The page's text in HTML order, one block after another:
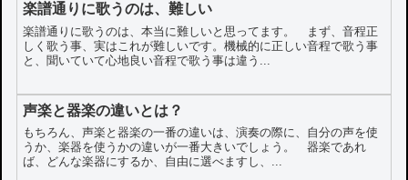
楽譜通りに歌うのは、難しい
楽譜通りに歌うのは、本当に難しいと思ってます。 まず、音程正
しく歌う事、実はこれが難しいです。機械的に正しい音程で歌う事
と、聞いていて心地良い音程で歌う事は違う...
声楽と器楽の違いとは？
もちろん、声楽と器楽の一番の違いは、演奏の際に、自分の声を使
うか、楽器を使うかの違いが一番大きいでしょう。 器楽であれ
ば、どんな楽器にするか、自由に選べますし、...